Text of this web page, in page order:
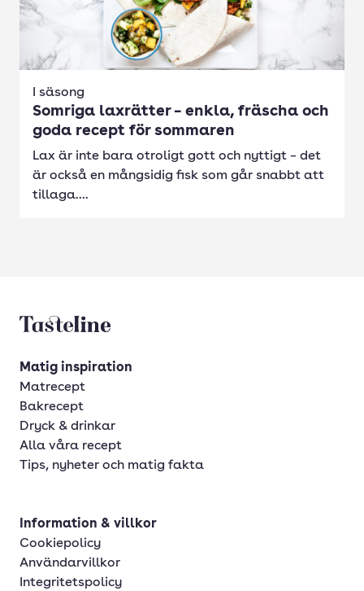
I säsong
Somriga laxrätter – enkla, fräscha och
goda recept för sommaren
Lax är inte bara otroligt gott och nyttigt – det
är också en mångsidig fisk som går snabbt att
tillaga....
Tasteline startsida
Matig inspiration
Matrecept
Bakrecept
Dryck & drinkar
Alla våra recept
Tips, nyheter och matig fakta
Information & villkor
Cookiepolicy
Användarvillkor
Integritetspolicy